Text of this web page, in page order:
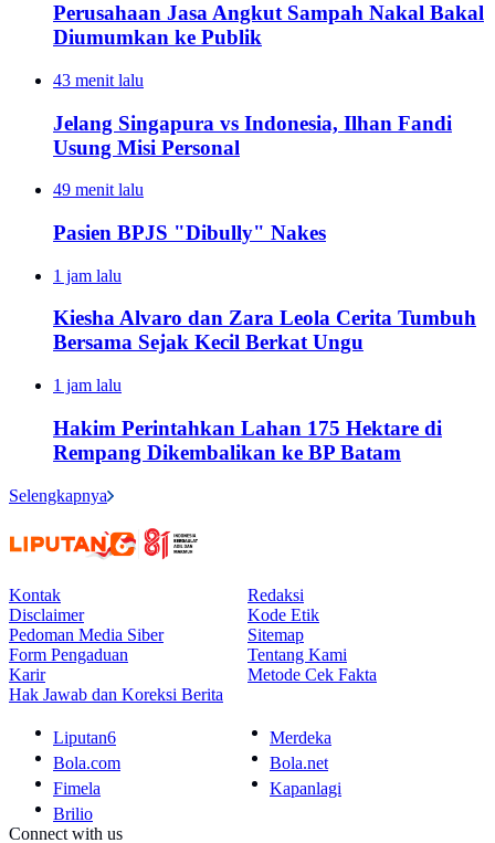
Perusahaan Jasa Angkut Sampah Nakal Bakal
Diumumkan ke Publik
43 menit lalu
Jelang Singapura vs Indonesia, Ilhan Fandi
Usung Misi Personal
49 menit lalu
Pasien BPJS "Dibully" Nakes
1 jam lalu
Kiesha Alvaro dan Zara Leola Cerita Tumbuh
Bersama Sejak Kecil Berkat Ungu
1 jam lalu
Hakim Perintahkan Lahan 175 Hektare di
Rempang Dikembalikan ke BP Batam
Selengkapnya
Kontak
Redaksi
Disclaimer
Kode Etik
Pedoman Media Siber
Sitemap
Form Pengaduan
Tentang Kami
Karir
Metode Cek Fakta
Hak Jawab dan Koreksi Berita
Liputan6
Merdeka
Bola.com
Bola.net
Fimela
Kapanlagi
Brilio
Connect with us